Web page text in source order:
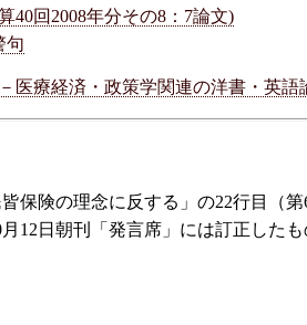
40回2008年分その8：7論文)
句
医療経済・政策学関連の洋書・英
保険の理念に反する」の22行目（
12日朝刊「発言席」には訂正した